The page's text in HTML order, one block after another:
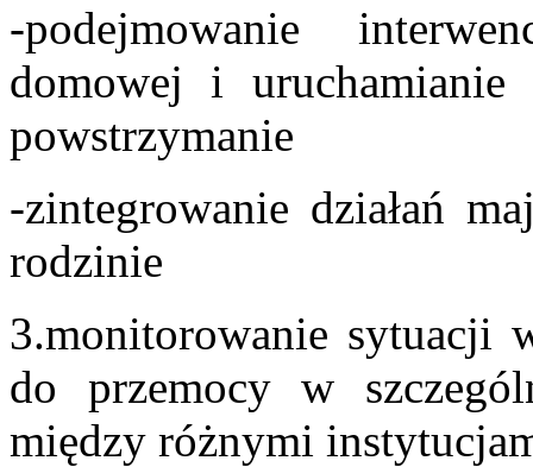
-podejmowanie
domowej i
powstrzymanie
-zintegrowanie działań
rodzinie
3.monitorowanie sytuacji
do przemocy w
między różnymi